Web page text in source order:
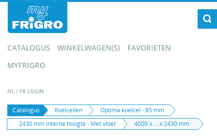
CATALOGUS WINKELWAGEN(S)
FAVORIETEN
MYFRIGRO
NL / FR LOGIN
Catalogus Koelcellen
Optima koelcel - 85 mm
2430 mm interne hoogte - Met vloer
4000 x ... x 2430 mm